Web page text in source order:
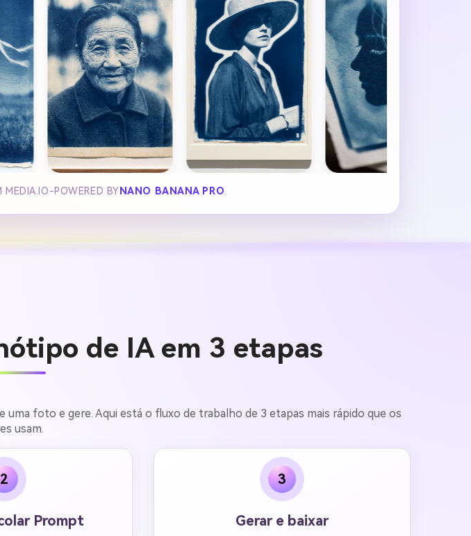
POWERED BY NANO BANANA PRO
de IA em 3 etapas
foto e gere. Aqui está o fluxo de trabalho de 3 etapas mais rápido que os
usam.
2
Prompt
3
Gerar e baixar